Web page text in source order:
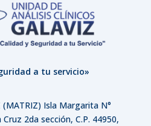
a tu servicio»
(MATRIZ) Isla Margarita N°
Cruz 2da sección, C.P. 44950,